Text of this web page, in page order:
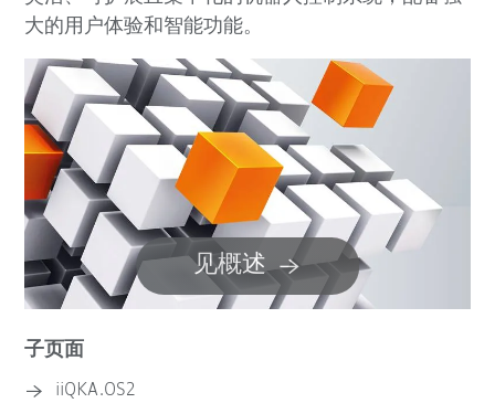
大的用户体验和智能功能。
见概述
子页面
iiQKA.OS2